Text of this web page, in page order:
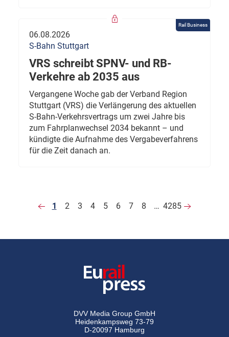
Rail Business
06.08.2026
S-Bahn Stuttgart
VRS schreibt SPNV- und RB-
Verkehre ab 2035 aus
Vergangene Woche gab der Verband Region
Stuttgart (VRS) die Verlängerung des aktuellen
S-Bahn-Verkehrsvertrags um zwei Jahre bis
zum Fahrplanwechsel 2034 bekannt – und
kündigte die Aufnahme des Vergabeverfahrens
für die Zeit danach an.
1 2 3 4 5 6 7 8 … 4285
DVV Media Group GmbH
Heidenkampsweg 73-79
D-20097 Hamburg